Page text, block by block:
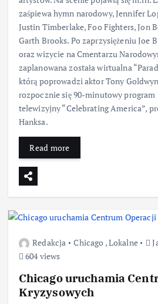
zaśpiewa hymn narodowy, Jennifer
Justin Timberlake, Foo Fighters, Jon
Garth Brooks. Po zaprzysiężeniu Joe
oraz wizycie na Cmentarzu
zaplanowana została wirtualna
którą poprowadzi aktor Tony
rozpocznie się 90-minutowy program
telewizyjny “Celebrating America”,
Hanksa.
Read more
Redakcja Chicago ,Lokalne
604 views
Chicago uruchamia
Kryzysowych